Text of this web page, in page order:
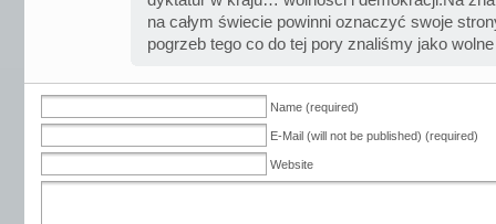
na całym świecie powinni oznaczyć swoje
pogrzeb tego co do tej pory znaliśmy jako
Name (required)
E-Mail (will not be published) (required)
Website